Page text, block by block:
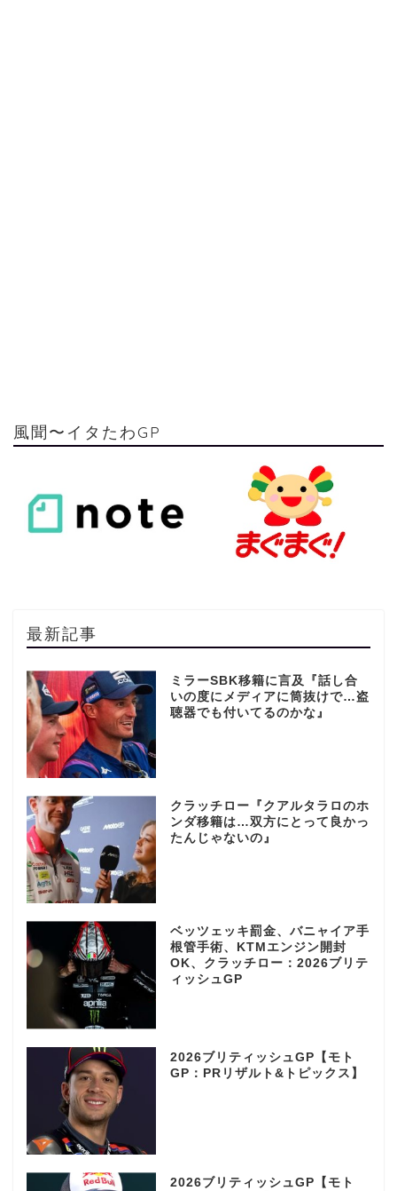
風聞〜イタたわGP
最新記事
ミラーSBK移籍に言及『話し合
いの度にメディアに筒抜けで…盗
聴器でも付いてるのかな』
クラッチロー『クアルタラロのホ
ンダ移籍は…双方にとって良かっ
たんじゃないの』
ベッツェッキ罰金、バニャイア手
根管手術、KTMエンジン開封
OK、クラッチロー：2026ブリテ
ィッシュGP
2026ブリティッシュGP【モト
GP：PRリザルト&トピックス】
2026ブリティッシュGP【モト